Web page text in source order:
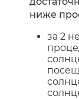
ниже
за 2